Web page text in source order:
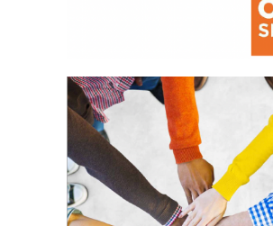
La prévention des conflits
d’intérêts
18 septembre 2023
FEUILLETER